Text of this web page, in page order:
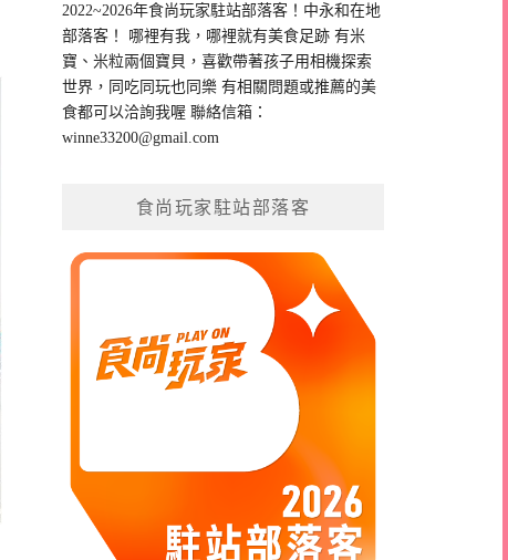
2022~2026年食尚玩家駐站部落客！中永和在地
部落客！ 哪裡有我，哪裡就有美食足跡 有米
寶、米粒兩個寶貝，喜歡帶著孩子用相機探索
世界，同吃同玩也同樂 有相關問題或推薦的美
食都可以洽詢我喔 聯絡信箱：
winne33200@gmail.com
食尚玩家駐站部落客